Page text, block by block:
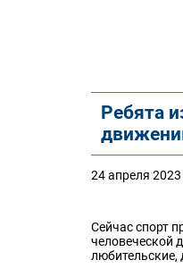
Ребята
24 апреля 2023
Сейчас спорт
человеческой
любительские,